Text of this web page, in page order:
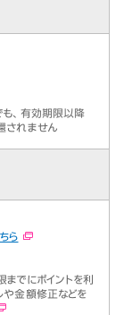
も、有効期限以降
されません
ら
でにポイントを利
や金額修正などを